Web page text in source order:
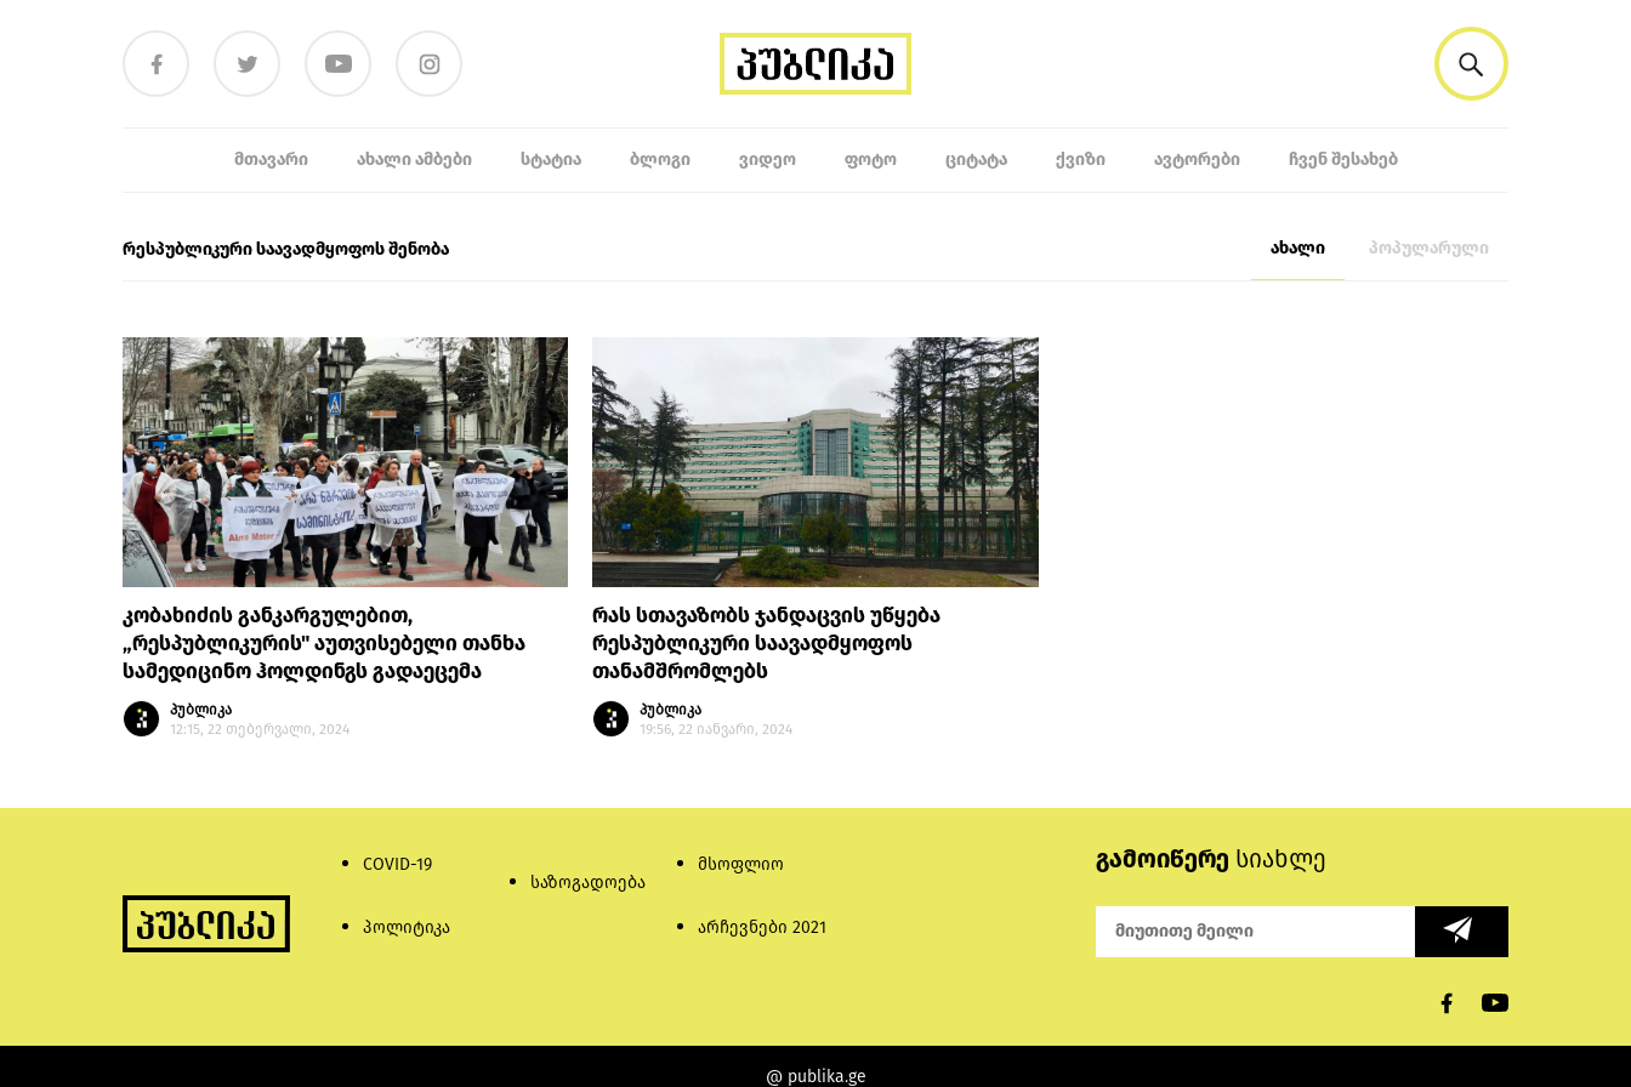
ᲛᲗᲐᲕᲐᲠᲘ ᲐᲮᲐᲚᲘ ᲐᲛᲑᲔᲑᲘ ᲡᲢᲐᲢᲘᲐ ᲑᲚᲝᲒᲘ ᲕᲘᲓᲔᲝ ᲤᲝᲢᲝ ᲪᲘᲢᲐᲢᲐ ᲥᲕᲘᲖᲘ ᲐᲕᲢᲝᲠᲔᲑᲘ ᲩᲕᲔᲜ ᲨᲔᲡᲐᲮᲔᲑ
რესპუბლიკური საავადმყოფოს შენობა ახალი პოპულარული
კობახიძის განკარგულებით,
„რესპუბლიკურის" აუთვისებელი თანხა
სამედიცინო ჰოლდინგს გადაეცემა
პუბლიკა
12:15, 22 თებერვალი, 2024
რას სთავაზობს ჯანდაცვის უწყება
რესპუბლიკური საავადმყოფოს
თანამშრომლებს
პუბლიკა
19:56, 22 იანვარი, 2024
COVID-19
პოლიტიკა
საზოგადოება
მსოფლიო
არჩევნები 2021
გამოიწერე სიახლე
@ publika.ge